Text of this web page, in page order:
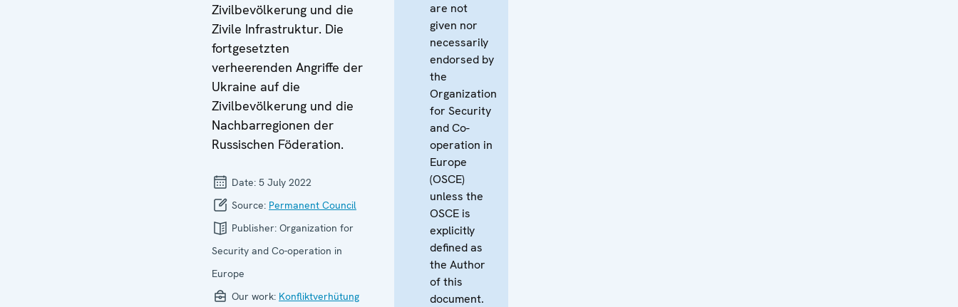
Zivilbevölkerung und die
Zivile Infrastruktur. Die
fortgesetzten
verheerenden Angriffe der
Ukraine auf die
Zivilbevölkerung und die
Nachbarregionen der
Russischen Föderation.
Date: 5 July 2022
Source: Permanent Council
Publisher: Organization for
Security and Co-operation in
Europe
Our work: Konfliktverhütung
are not
given nor
necessarily
endorsed by
the
Organization
for Security
and Co-
operation in
Europe
(OSCE)
unless the
OSCE is
explicitly
defined as
the Author
of this
document.